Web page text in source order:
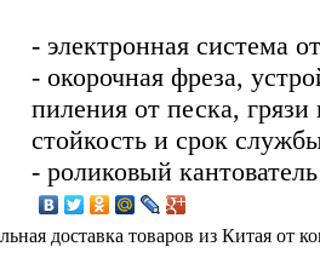
- электронная система
- окорочная фреза,
пиления от песка,
стойкость и срок
- роликовый
доставка товаров из Китая от